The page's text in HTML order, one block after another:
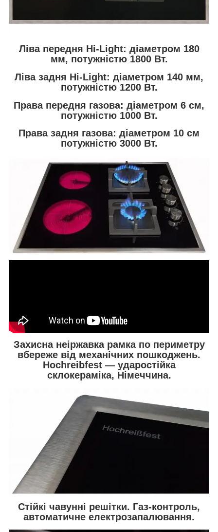
Ліва передня Hi-Light: діаметром 180
мм, потужністю 1800 Вт.
Ліва задня Hi-Light: діаметром 140 мм,
потужністю 1200 Вт.
Права передня газова: діаметром 6 см,
потужністю 1000 Вт.
Права задня газова: діаметром 10 см
потужністю 3000 Вт.
Захисна неіржавка рамка по периметру
вбереже від механічних пошкоджень.
Hochreibfest — ударостійка
склокераміка, Німеччина.
Стійкі чавунні решітки. Газ-контроль,
автоматичне електрозапалювання.